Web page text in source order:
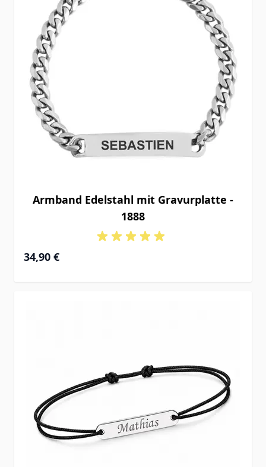
Armband Edelstahl mit Gravurplatte -
1888
34,90 €